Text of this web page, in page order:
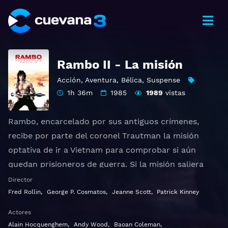
Rambo II - La misión
Acción, Aventura, Bélica, Suspense
1h 36m
1985 1989 vistas
Rambo, encarcelado por sus antiguos crímenes,
recibe por parte del coronel Trautman la misión
optativa de ir a Vietnam para comprobar si aún
quedan prisioneros de guerra. Si la misión saliera
bien, el presidente le concedería el perdón, y así
sería libre. Rambo acepta. Está bajo las órdenes de
sólo le interesa el dinero y el poder de su nación, y al
Director
Fred Rollin, George P. Cosmatos, Jeanne Scott, Patrick Kinney
Actores
Alain Hocquenghem, Andy Wood , Baoan Coleman,